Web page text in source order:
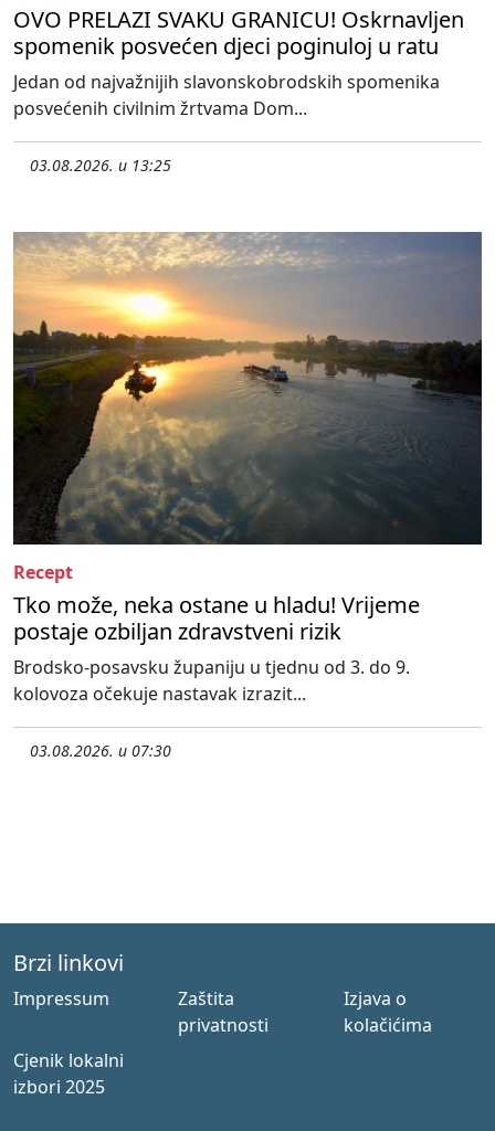
OVO PRELAZI SVAKU GRANICU! Oskrnavljen
spomenik posvećen djeci poginuloj u ratu
Jedan od najvažnijih slavonskobrodskih spomenika
posvećenih civilnim žrtvama Dom...
03.08.2026. u 13:25
Recept
Tko može, neka ostane u hladu! Vrijeme
postaje ozbiljan zdravstveni rizik
Brodsko-posavsku županiju u tjednu od 3. do 9.
kolovoza očekuje nastavak izrazit...
03.08.2026. u 07:30
Brzi linkovi
Impressum
Zaštita
privatnosti
Izjava o
kolačićima
Cjenik lokalni
izbori 2025